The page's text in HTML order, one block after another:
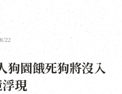
22
狗園餓死狗將沒入
現